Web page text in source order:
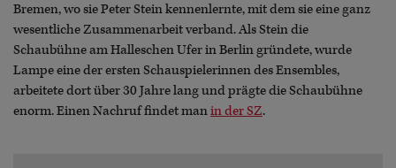
Bremen, wo sie Peter Stein kennenlernte, mit dem sie eine ganz
wesentliche Zusammenarbeit verband. Als Stein die
Schaubühne am Halleschen Ufer in Berlin gründete, wurde
Lampe eine der ersten Schauspielerinnen des Ensembles,
arbeitete dort über 30 Jahre lang und prägte die Schaubühne
enorm. Einen Nachruf findet manin der SZ.